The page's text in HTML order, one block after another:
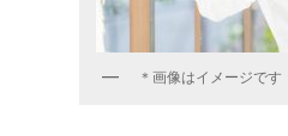
＊画像はイメージです